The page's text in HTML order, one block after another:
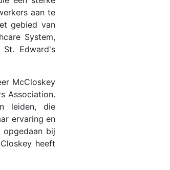
aan te
gebied van
System,
Edward's
McCloskey
Association.
leiden, die
ervaring en
opgedaan bij
heeft